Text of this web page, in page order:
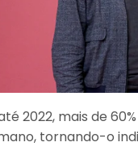
2022, mais de
tornando-o